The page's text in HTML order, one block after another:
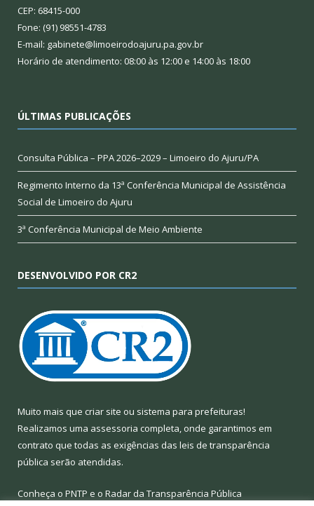
CEP: 68415-000
Fone: (91) 98551-4783
E-mail: gabinete@limoeirodoajuru.pa.gov.br
Horário de atendimento: 08:00 às 12:00 e 14:00 às 18:00
ÚLTIMAS PUBLICAÇÕES
Consulta Pública – PPA 2026–2029 – Limoeiro do Ajuru/PA
Regimento Interno da 13ª Conferência Municipal de Assistência
Social de Limoeiro do Ajuru
3ª Conferência Municipal de Meio Ambiente
DESENVOLVIDO POR CR2
Muito mais que criar site ou sistema para prefeituras!
Realizamos uma assessoria completa, onde garantimos em
contrato que todas as exigências das leis de transparência
pública serão atendidas.
Conheça o PNTP e o Radar da Transparência Pública